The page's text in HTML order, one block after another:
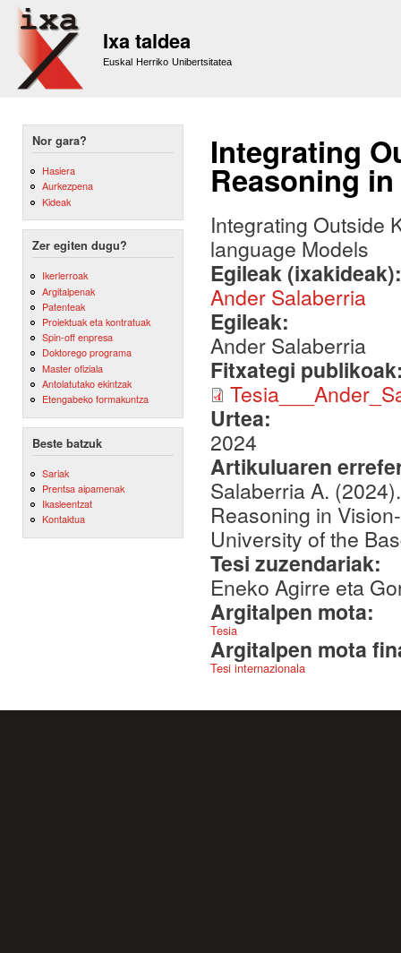
Ixa taldea
Euskal Herriko Unibertsitatea
Nor gara?
Hasiera
Aurkezpena
Kideak
Zer egiten dugu?
Ikerlerroak
Argitalpenak
Patenteak
Proiektuak eta kontratuak
Spin-off enpresa
Doktorego programa
Master ofiziala
Antolatutako ekintzak
Etengabeko formakuntza
Beste batzuk
Sariak
Prentsa aipamenak
Ikasleentzat
Kontaktua
Integrating
Reasoning
Integrating Outside
language Models
Egileak
Ander Salaberria
Egileak:
Ander Salaberria
Fitxategi
Urtea:
2024
Artikuluaren
Salaberria A.
Reasoning in
University of the
Tesi zuzendariak:
Eneko Agirre eta
Argitalpen mota:
Tesia
Argitalpen mota
Tesi internazionala